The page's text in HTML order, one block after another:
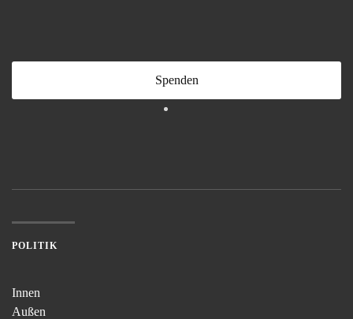
Spenden
POLITIK
Innen
Außen